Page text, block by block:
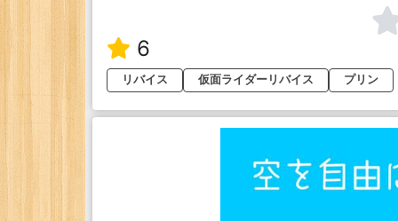
6
リバイス 仮面ライダーリバイス プリン